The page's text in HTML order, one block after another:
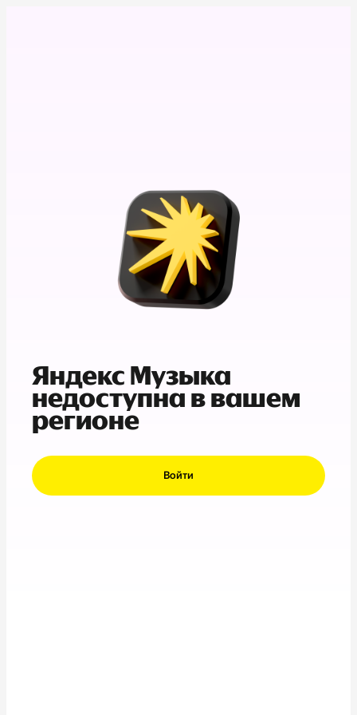
Яндекс Музыка
недоступна в вашем
регионе
Войти